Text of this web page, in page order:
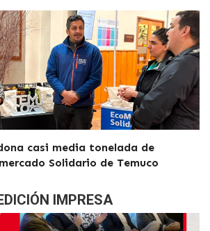
casi media tonelada de
Solidario de Temuco
IMPRESA